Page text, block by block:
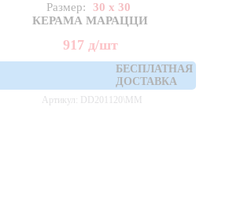
Размер:
30 x 30
КЕРАМА МАРАЦЦИ
917 д/шт
БЕСПЛАТНАЯ
ДОСТАВКА
Артикул: DD201120\MM